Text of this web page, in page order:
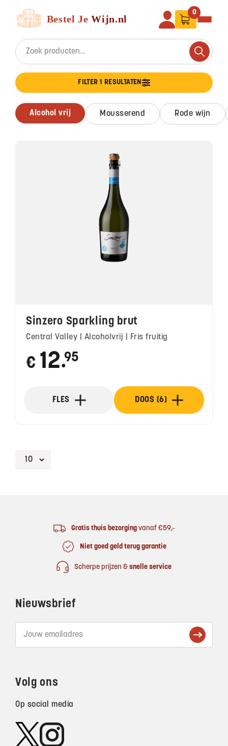
Search for:
Search
0
FILTER 1 RESULTATEN
alcohol vrij mousserend rode wijn
Sinzero Sparkling brut
Central Valley | Alcoholvrij | Fris fruitig
€ 12 ●
95
FLES DOOS (6)
Gratis thuis bezorgingvanaf €59,-
Niet goed geld terug garantie
Scherpe prijzen & snelle service
Nieuwsbrief
Volg ons
Op social media